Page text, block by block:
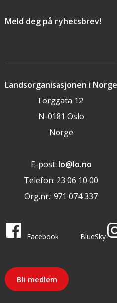
Landsorganisasjonen i Norge
Torggata 12
N-0181 Oslo
Norge
E-post: lo@lo.no
Telefon: 23 06 10 00
Org.nr.: 971 074 337
Meld deg på nyhetsbrev!
LO i sosiale medier
Facebook
BlueSky
Bli medlem